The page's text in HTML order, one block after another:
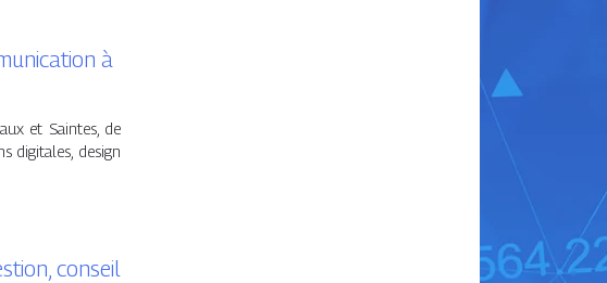
à
et Saintes, de
digitales, design
conseil